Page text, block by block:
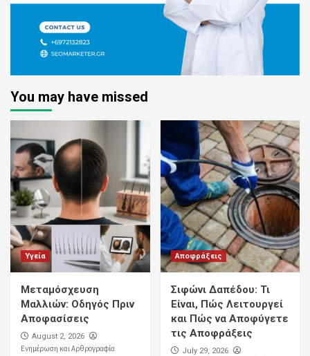
You may have missed
Υγεία
Μεταμόσχευση
Μαλλιών: Οδηγός Πριν
Αποφασίσεις
August 2, 2026
Ενημέρωση και Αρθρογραφία
Αποφράξεις
Σιφώνι Δαπέδου: Τι
Είναι, Πώς Λειτουργεί
και Πώς να Αποφύγετε
τις Αποφράξεις
July 29, 2026